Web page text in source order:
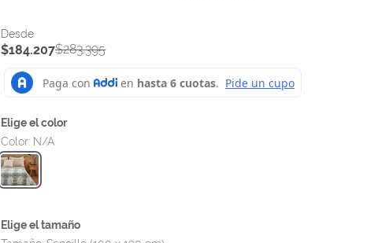
$184.207$283.395
Color: N/A